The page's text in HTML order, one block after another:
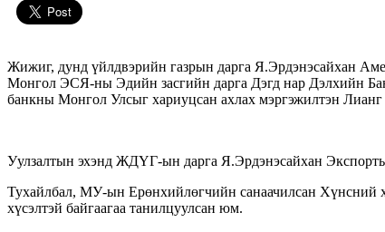
Жижиг, дунд үйлдвэрийн газрын дарга Я.Эрдэнэсайхан
Монгол ЭСЯ-ны Эдийн засгийн дарга Дэгд нар Дэлхийн
банкны Монгол Улсыг хариуцсан ахлах мэргэжилтэн Лианг
Уулзалтын эхэнд ЖДҮГ-ын дарга Я.Эрдэнэсайхан
Тухайлбал, МУ-ын Ерөнхийлөгчийн санаачилсан Хүнсний
хүсэлтэй байгаагаа танилцуулсан юм.